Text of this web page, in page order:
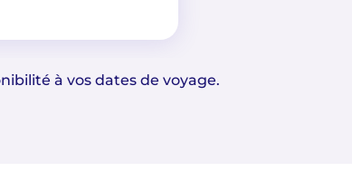
à vos dates de voyage.